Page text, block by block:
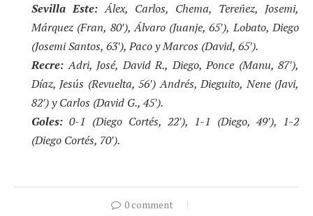
Sevilla Este: Álex, Carlos, Chema, Tereñez, Josemi,
Márquez (Fran, 80′), Álvaro (Juanje, 65′), Lobato, Diego
(Josemi Santos, 63′), Paco y Marcos (David, 65′).
Recre: Adri, José, David R., Diego, Ponce (Manu, 87′),
Díaz, Jesús (Revuelta, 56′) Andrés, Dieguito, Nene (Javi,
82′) y Carlos (David G., 45′).
Goles: 0-1 (Diego Cortés, 22′), 1-1 (Diego, 49′), 1-2
(Diego Cortés, 70′).
0 comment